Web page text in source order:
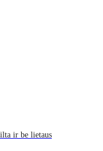
ir be lietaus